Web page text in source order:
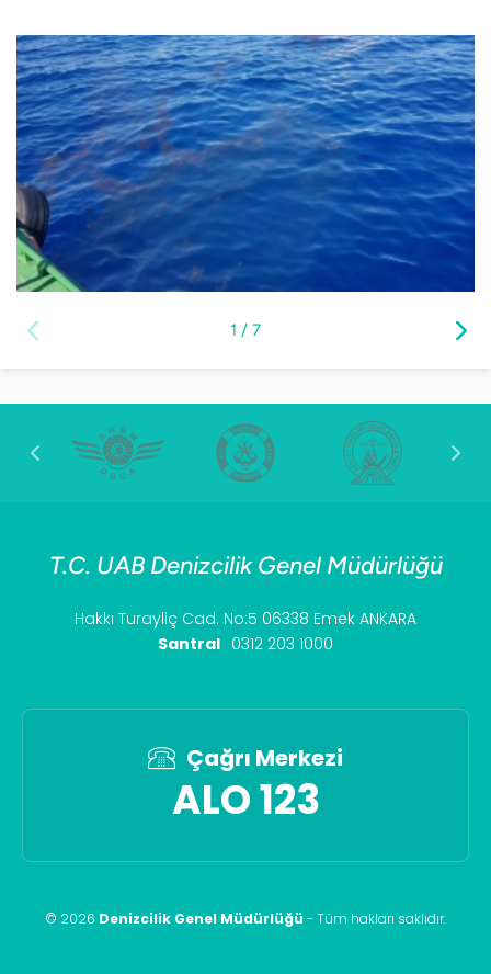
1 / 7
T.C. UAB Denizcilik Genel Müdürlüğü
Hakkı Turayliç Cad. No:5 06338 Emek ANKARA
Santral 0312 203 1000
Çağrı Merkezi
ALO 123
© 2026 Denizcilik Genel Müdürlüğü - Tüm hakları saklıdır.